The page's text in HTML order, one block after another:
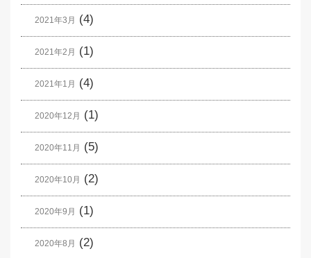
2021年3月 (4)
2021年2月 (1)
2021年1月 (4)
2020年12月 (1)
2020年11月 (5)
2020年10月 (2)
2020年9月 (1)
2020年8月 (2)